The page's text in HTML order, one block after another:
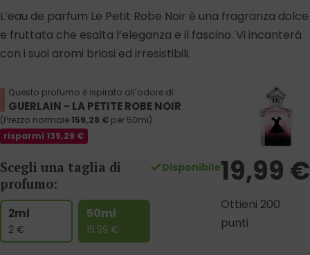
L’eau de parfum Le Petit Robe Noir è una fragranza dolce
e fruttata che esalta l’eleganza e il fascino. Vi incanterà
con i suoi aromi briosi ed irresistibili.
Questo profumo è ispirato all'odore di:
GUERLAIN - LA PETITE ROBE NOIR
(Prezzo normale 159,28 € per 50ml)
risparmi 139,29 €
Scegli una taglia di
profumo:
2ml
2 €
50ml
19.99 €
Disponibile19,99 €
Ottieni 200
punti